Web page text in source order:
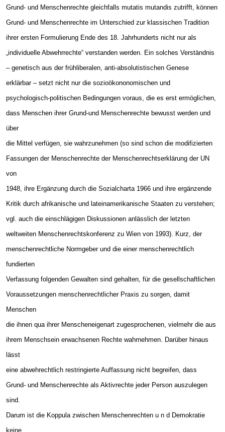
Grund- und Menschenrechte gleichfalls mutatis mutandis zutrifft, können
Grund- und Menschenrechte im Unterschied zur klassischen Tradition
ihrer ersten Formulierung Ende des 18. Jahrhunderts nicht nur als
„individuelle Abwehrrechte“ verstanden werden. Ein solches Verständnis
– genetisch aus der frühliberalen, anti-absolutistischen Genese
erklärbar – setzt nicht nur die sozioökononomischen und
psychologisch-politischen Bedingungen voraus, die es erst ermöglichen,
dass Menschen ihrer Grund-und Menschenrechte bewusst werden und
über
die Mittel verfügen, sie wahrzunehmen (so sind schon die modifizierten
Fassungen der Menschenrechte der Menschenrechtserklärung der UN
von
1948, ihre Ergänzung durch die Sozialcharta 1966 und ihre ergänzende
Kritik durch afrikanische und lateinamerikanische Staaten zu verstehen;
vgl. auch die einschlägigen Diskussionen anlässlich der letzten
weltweiten Menschenrechtskonferenz zu Wien von 1993). Kurz, der
menschenrechtliche Normgeber und die einer menschenrechtlich
fundierten
Verfassung folgenden Gewalten sind gehalten, für die gesellschaftlichen
Voraussetzungen menschenrechtlicher Praxis zu sorgen, damit
Menschen
die ihnen qua ihrer Menscheneigenart zugesprochenen, vielmehr die aus
ihrem Menschsein erwachsenen Rechte wahrnehmen. Darüber hinaus
lässt
eine abwehrechtlich restringierte Auffassung nicht begreifen, dass
Grund- und Menschenrechte als Aktivrechte jeder Person auszulegen
sind.
Darum ist die Koppula zwischen Menschenrechten u n d Demokratie
keine,